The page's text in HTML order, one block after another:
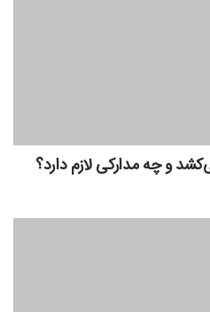
و چه مدارکی لازم دارد؟